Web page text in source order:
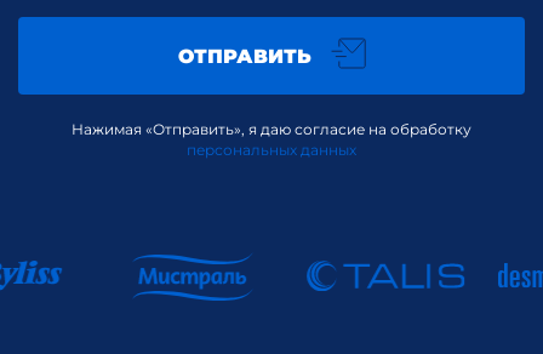
ОТПРАВИТЬ
Нажимая «Отправить», я даю согласие на обработку
персональных данных